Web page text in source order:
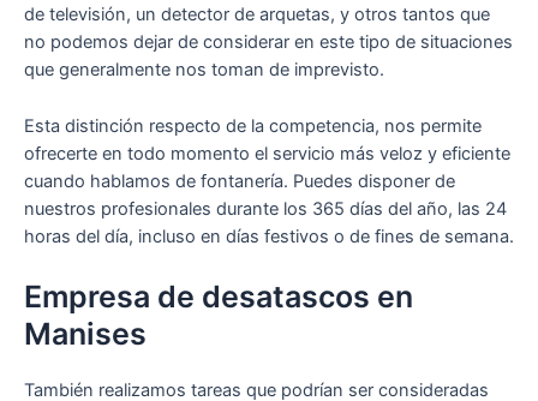
de televisión, un detector de arquetas, y otros tantos que
no podemos dejar de considerar en este tipo de situaciones
que generalmente nos toman de imprevisto.
Esta distinción respecto de la competencia, nos permite
ofrecerte en todo momento el servicio más veloz y eficiente
cuando hablamos de fontanería. Puedes disponer de
nuestros profesionales durante los 365 días del año, las 24
horas del día, incluso en días festivos o de fines de semana.
Empresa de desatascos en
Manises
También realizamos tareas que podrían ser consideradas